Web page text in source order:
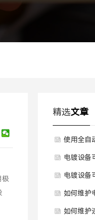
极
精选文章
使用全自
有什么核
电镀设备
哪些？
电镀设备
是什么？
如何维护
如何维护